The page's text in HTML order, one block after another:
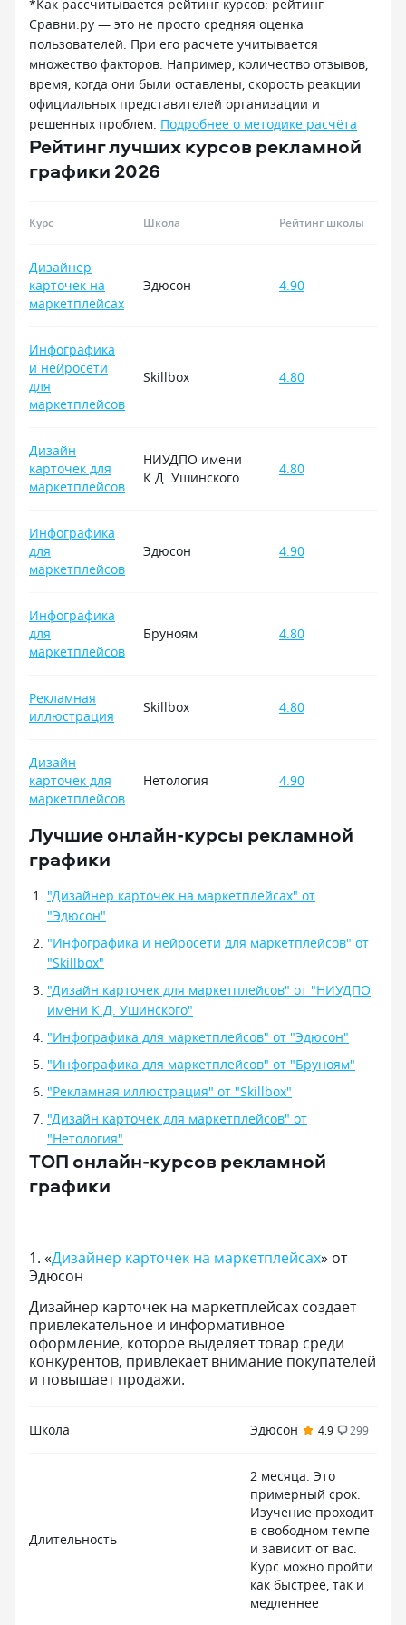
*Как рассчитывается рейтинг курсов: рейтинг
Сравни.ру — это не просто средняя оценка
пользователей. При его расчете учитывается
множество факторов. Например, количество отзывов,
время, когда они были оставлены, скорость реакции
официальных представителей организации и
решенных проблем. Подробнее о методике расчёта
Рейтинг лучших курсов рекламной
графики 2026
Курс Школа Рейтинг школы
Дизайнер
карточек на
маркетплейсах
Эдюсон 4.90
Инфографика
и нейросети
для
маркетплейсов
Skillbox 4.80
Дизайн
карточек для
маркетплейсов
НИУДПО имени
К.Д. Ушинского
4.80
Инфографика
для
маркетплейсов
Эдюсон 4.90
Инфографика
для
маркетплейсов
Бруноям 4.80
Рекламная
иллюстрация
Skillbox 4.80
Дизайн
карточек для
маркетплейсов
Нетология 4.90
Лучшие онлайн-курсы рекламной
графики
"Дизайнер карточек на маркетплейсах" от
"Эдюсон"
"Инфографика и нейросети для маркетплейсов" от
"Skillbox"
"Дизайн карточек для маркетплейсов" от "НИУДПО
имени К.Д. Ушинского"
"Инфографика для маркетплейсов" от "Эдюсон"
"Инфографика для маркетплейсов" от "Бруноям"
"Рекламная иллюстрация" от "Skillbox"
"Дизайн карточек для маркетплейсов" от
"Нетология"
ТОП онлайн-курсов рекламной
графики
1. «Дизайнер карточек на маркетплейсах» от
Эдюсон
Дизайнер карточек на маркетплейсах создает
привлекательное и информативное
оформление, которое выделяет товар среди
конкурентов, привлекает внимание покупателей
и повышает продажи.
Школа Эдюсон 4.9 299
Длительность
2 месяца. Это
примерный срок.
Изучение проходит
в свободном темпе
и зависит от вас.
Курс можно пройти
как быстрее, так и
медленнее